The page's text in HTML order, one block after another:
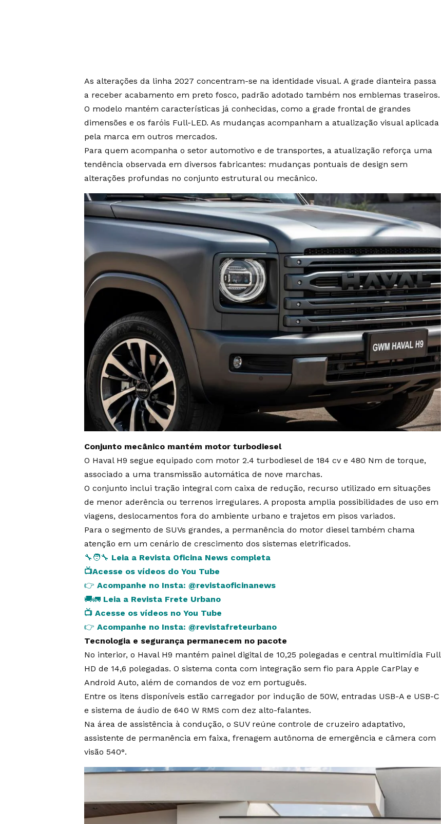
As alterações da linha 2027 concentram-se na identidade visual. A grade dianteira passa
a receber acabamento em preto fosco, padrão adotado também nos emblemas traseiros.
O modelo mantém características já conhecidas, como a grade frontal de grandes
dimensões e os faróis Full-LED. As mudanças acompanham a atualização visual aplicada
pela marca em outros mercados.
Para quem acompanha o setor automotivo e de transportes, a atualização reforça uma
tendência observada em diversos fabricantes: mudanças pontuais de design sem
alterações profundas no conjunto estrutural ou mecânico.
Conjunto mecânico mantém motor turbodiesel
O Haval H9 segue equipado com motor 2.4 turbodiesel de 184 cv e 480 Nm de torque,
associado a uma transmissão automática de nove marchas.
O conjunto inclui tração integral com caixa de redução, recurso utilizado em situações
de menor aderência ou terrenos irregulares. A proposta amplia possibilidades de uso em
viagens, deslocamentos fora do ambiente urbano e trajetos em pisos variados.
Para o segmento de SUVs grandes, a permanência do motor diesel também chama
atenção em um cenário de crescimento dos sistemas eletrificados.
🔧🧑‍🔧 Leia a Revista Oficina News completa
📺Acesse os vídeos do You Tube
👉 Acompanhe no Insta: @revistaoficinanews
🚚🚛 Leia a Revista Frete Urbano
📺 Acesse os vídeos no You Tube
👉 Acompanhe no Insta: @revistafreteurbano
Tecnologia e segurança permanecem no pacote
No interior, o Haval H9 mantém painel digital de 10,25 polegadas e central multimídia Full
HD de 14,6 polegadas. O sistema conta com integração sem fio para Apple CarPlay e
Android Auto, além de comandos de voz em português.
Entre os itens disponíveis estão carregador por indução de 50W, entradas USB-A e USB-C
e sistema de áudio de 640 W RMS com dez alto-falantes.
Na área de assistência à condução, o SUV reúne controle de cruzeiro adaptativo,
assistente de permanência em faixa, frenagem autônoma de emergência e câmera com
visão 540°.